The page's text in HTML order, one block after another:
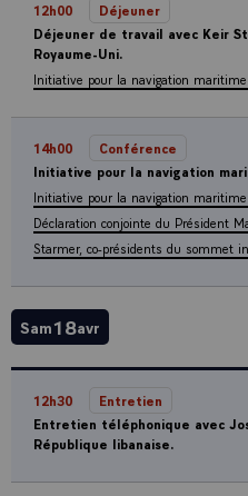
12h00
Déjeuner
Déjeuner de travail avec Keir
Royaume-Uni.
Initiative pour la navigation
14h00
Conférence
Initiative pour la navigation
Initiative pour la navigation
Déclaration conjointe du Président
Starmer, co-présidents du sommet
Sam18avr
12h30
Entretien
Entretien téléphonique avec
République libanaise.